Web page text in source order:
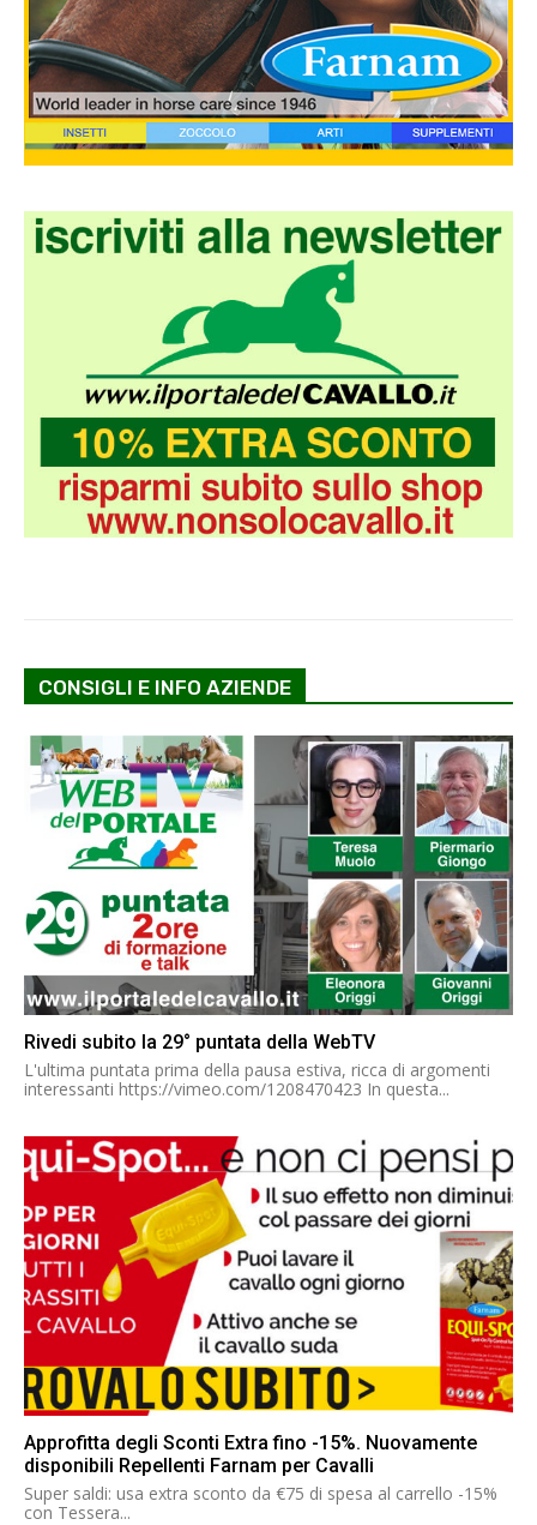
CONSIGLI E INFO AZIENDE
Rivedi subito la 29° puntata della WebTV
L'ultima puntata prima della pausa estiva, ricca di argomenti
interessanti https://vimeo.com/1208470423 In questa...
Approfitta degli Sconti Extra fino -15%. Nuovamente
disponibili Repellenti Farnam per Cavalli
Super saldi: usa extra sconto da €75 di spesa al carrello -15%
con Tessera...